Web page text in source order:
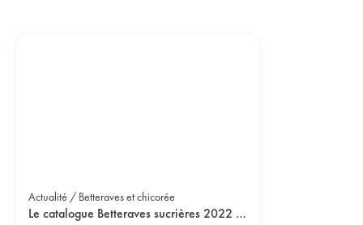
Actualité / Betteraves et chicorée
Le catalogue Betteraves sucrières 2022 est disponible !